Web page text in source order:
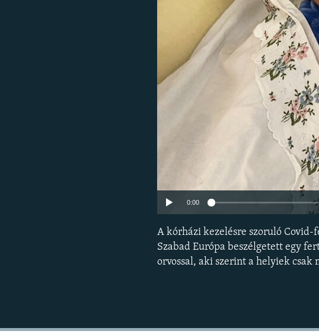
0:00
A kórházi kezelésre szoruló
Szabad Európa beszélgetett egy
orvossal, aki szerint a helyiek csak